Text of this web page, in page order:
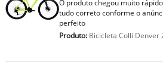
O produto chegou muito
tudo correto conforme o
perfeito
Produto:Bicicleta Colli Denver